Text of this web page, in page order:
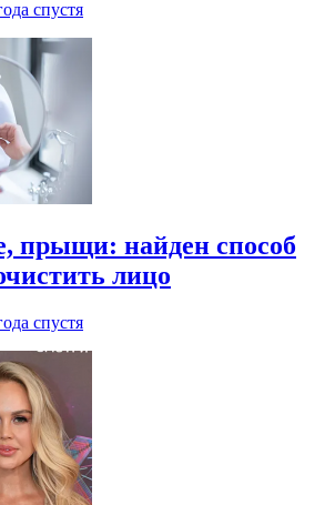
спустя
прыщи: найден способ
лицо
спустя